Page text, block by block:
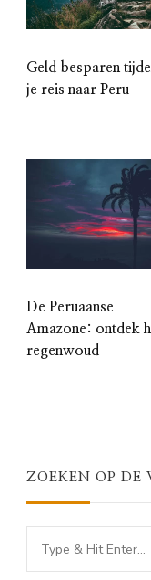
Geld besparen
je reis naar Peru
De Peruaanse
Amazone: ontdek
regenwoud
ZOEKEN OP DE
Looking
for